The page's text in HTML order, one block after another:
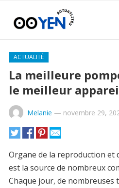
ACTUALITÉ
La meilleure
le meilleur
Melanie — novembre 29,
Organe de la reproduction et
est la source de nombreux
Chaque jour, de nombreuses